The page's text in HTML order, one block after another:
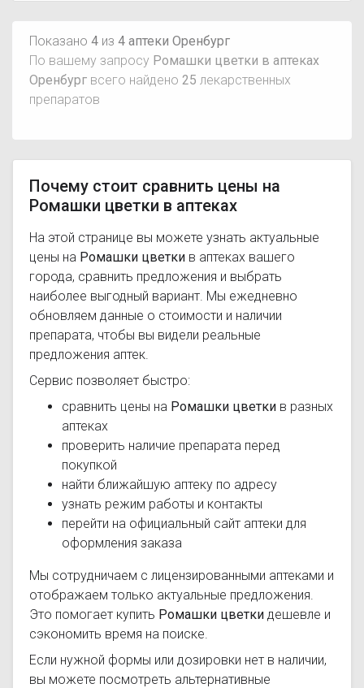
Показано 4 из 4 аптеки Оренбург
По вашему запросу Ромашки цветки в аптеках
Оренбург всего найдено 25 лекарственных
препаратов
Почему стоит сравнить цены на
Ромашки цветки в аптеках
На этой странице вы можете узнать актуальные
цены на Ромашки цветки в аптеках вашего
города, сравнить предложения и выбрать
наиболее выгодный вариант. Мы ежедневно
обновляем данные о стоимости и наличии
препарата, чтобы вы видели реальные
предложения аптек.
Сервис позволяет быстро:
сравнить цены на Ромашки цветки в разных
аптеках
проверить наличие препарата перед
покупкой
найти ближайшую аптеку по адресу
узнать режим работы и контакты
перейти на официальный сайт аптеки для
оформления заказа
Мы сотрудничаем с лицензированными аптеками и
отображаем только актуальные предложения.
Это помогает купить Ромашки цветки дешевле и
сэкономить время на поиске.
Если нужной формы или дозировки нет в наличии,
вы можете посмотреть альтернативные